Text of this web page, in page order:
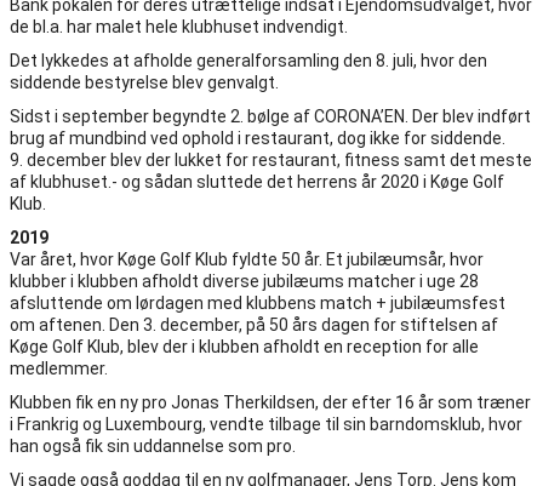
Bank pokalen for deres utrættelige indsat i Ejendomsudvalget, hvor
de bl.a. har malet hele klubhuset indvendigt.
Det lykkedes at afholde generalforsamling den 8. juli, hvor den
siddende bestyrelse blev genvalgt.
Sidst i september begyndte 2. bølge af CORONA’EN. Der blev indført
brug af mundbind ved ophold i restaurant, dog ikke for siddende.
9. december blev der lukket for restaurant, fitness samt det meste
af klubhuset.- og sådan sluttede det herrens år 2020 i Køge Golf
Klub.
2019
Var året, hvor Køge Golf Klub fyldte 50 år. Et jubilæumsår, hvor
klubber i klubben afholdt diverse jubilæums matcher i uge 28
afsluttende om lørdagen med klubbens match + jubilæumsfest
om aftenen. Den 3. december, på 50 års dagen for stiftelsen af
Køge Golf Klub, blev der i klubben afholdt en reception for alle
medlemmer.
Klubben fik en ny pro Jonas Therkildsen, der efter 16 år som træner
i Frankrig og Luxembourg, vendte tilbage til sin barndomsklub, hvor
han også fik sin uddannelse som pro.
Vi sagde også goddag til en ny golfmanager, Jens Torp. Jens kom